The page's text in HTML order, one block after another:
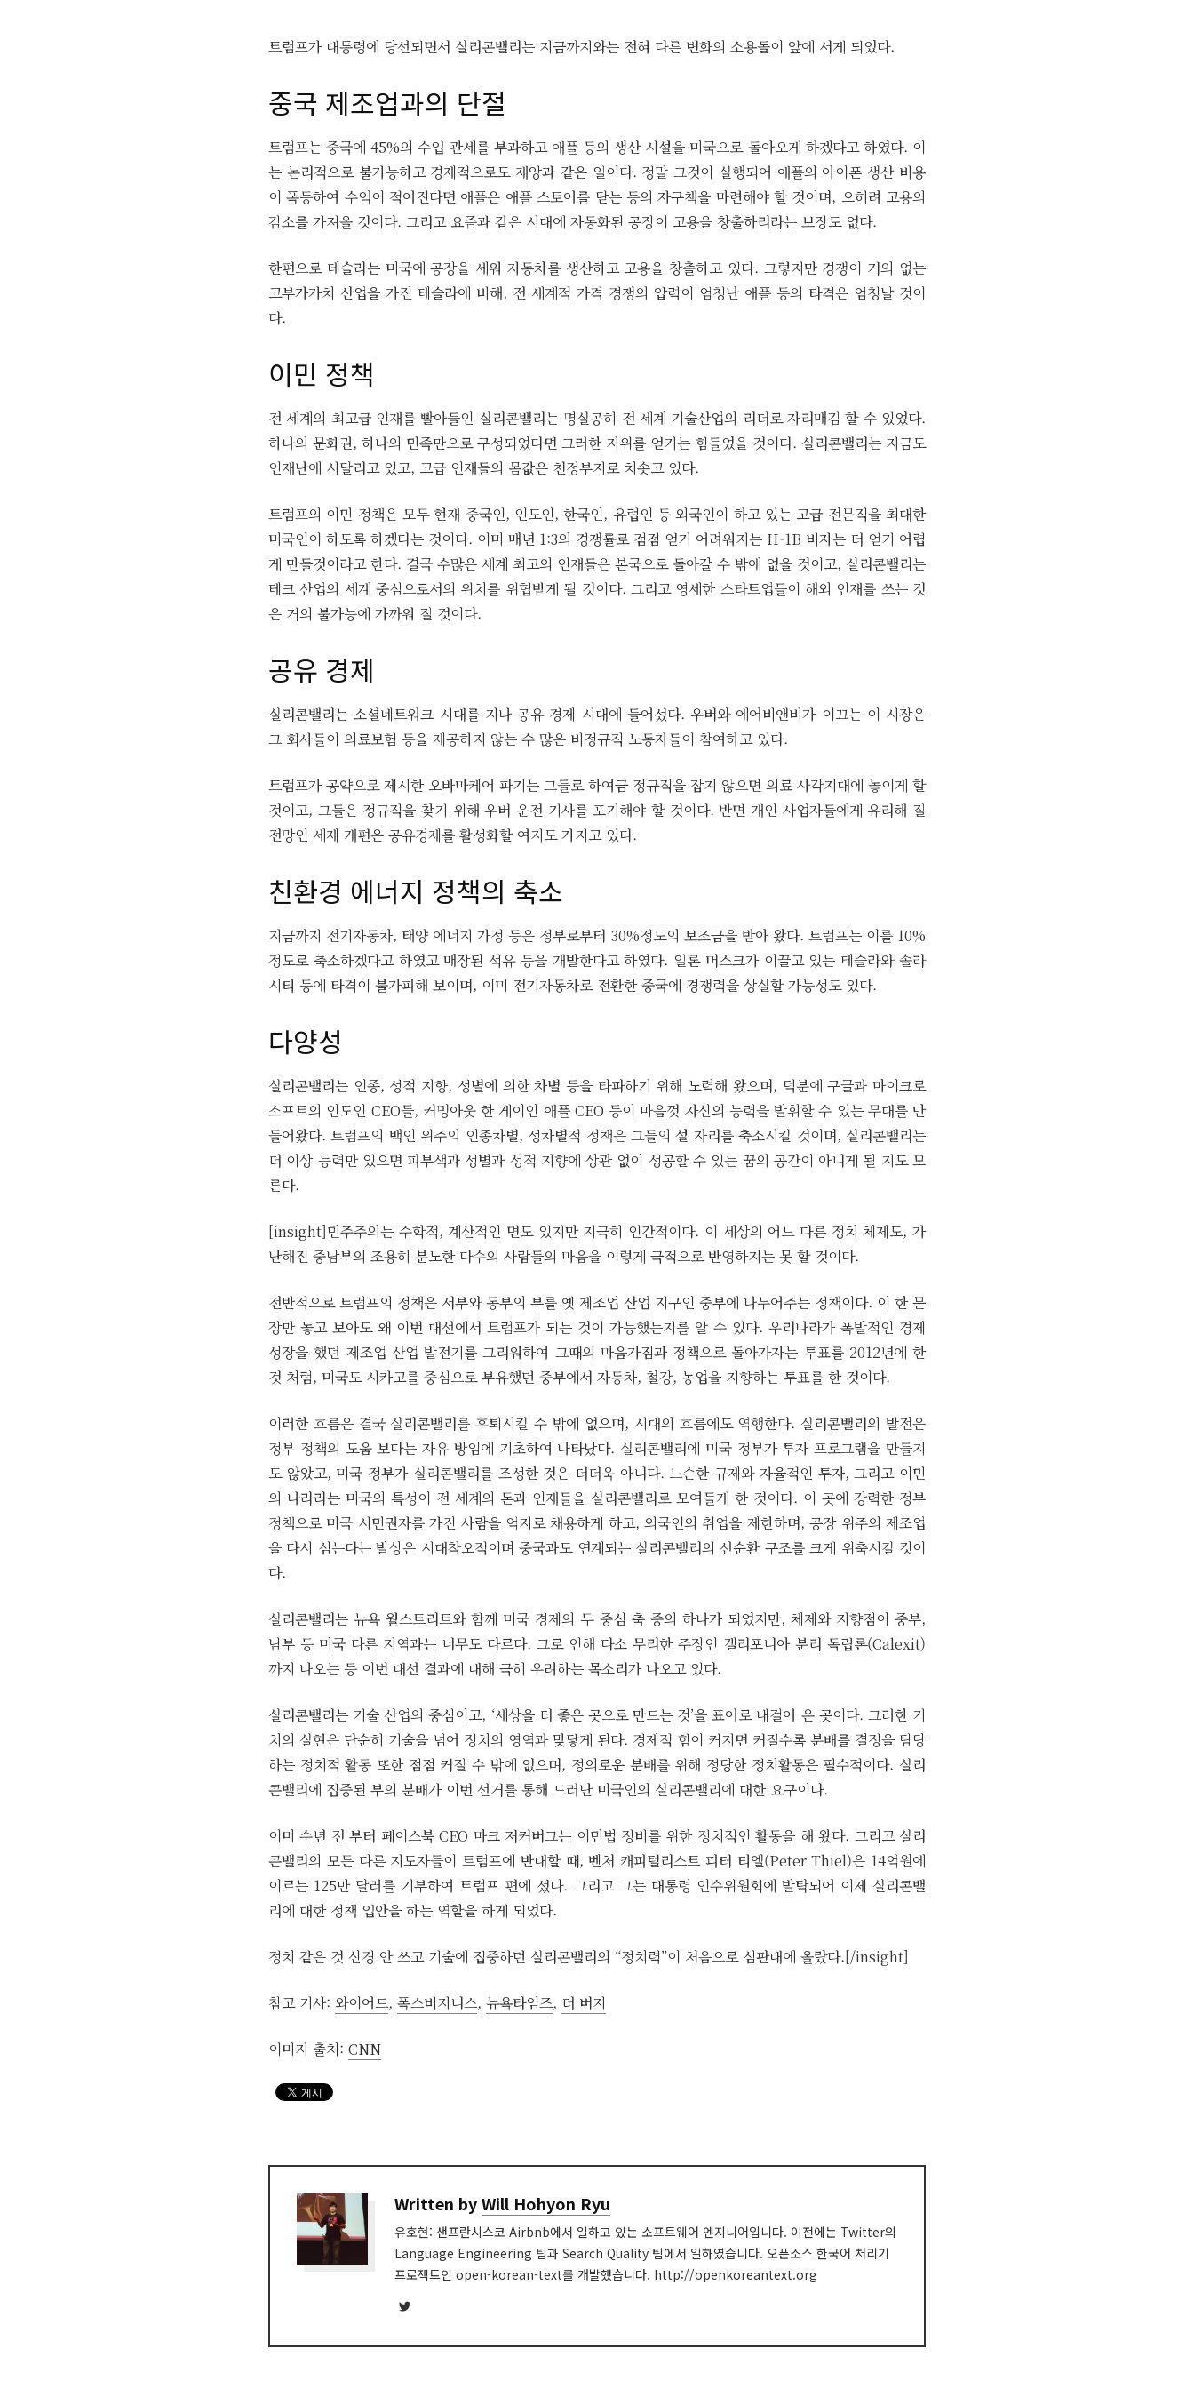
트럼프가 대통령에 당선되면서 실리콘밸리는 지금까지와는 전혀 다른 변화의 소용돌이 앞에 서게 되었다.
중국 제조업과의 단절
트럼프는 중국에 45%의 수입 관세를 부과하고 애플 등의 생산 시설을 미국으로 돌아오게 하겠다고 하였다. 이
는 논리적으로 불가능하고 경제적으로도 재앙과 같은 일이다. 정말 그것이 실행되어 애플의 아이폰 생산 비용
이 폭등하여 수익이 적어진다면 애플은 애플 스토어를 닫는 등의 자구책을 마련해야 할 것이며, 오히려 고용의
감소를 가져올 것이다. 그리고 요즘과 같은 시대에 자동화된 공장이 고용을 창출하리라는 보장도 없다.
한편으로 테슬라는 미국에 공장을 세워 자동차를 생산하고 고용을 창출하고 있다. 그렇지만 경쟁이 거의 없는
고부가가치 산업을 가진 테슬라에 비해, 전 세계적 가격 경쟁의 압력이 엄청난 애플 등의 타격은 엄청날 것이
다.
이민 정책
전 세계의 최고급 인재를 빨아들인 실리콘밸리는 명실공히 전 세계 기술산업의 리더로 자리매김 할 수 있었다.
하나의 문화권, 하나의 민족만으로 구성되었다면 그러한 지위를 얻기는 힘들었을 것이다. 실리콘밸리는 지금도
인재난에 시달리고 있고, 고급 인재들의 몸값은 천정부지로 치솟고 있다.
트럼프의 이민 정책은 모두 현재 중국인, 인도인, 한국인, 유럽인 등 외국인이 하고 있는 고급 전문직을 최대한
미국인이 하도록 하겠다는 것이다. 이미 매년 1:3의 경쟁률로 점점 얻기 어려워지는 H-1B 비자는 더 얻기 어렵
게 만들것이라고 한다. 결국 수많은 세계 최고의 인재들은 본국으로 돌아갈 수 밖에 없을 것이고, 실리콘밸리는
테크 산업의 세계 중심으로서의 위치를 위협받게 될 것이다. 그리고 영세한 스타트업들이 해외 인재를 쓰는 것
은 거의 불가능에 가까워 질 것이다.
공유 경제
실리콘밸리는 소셜네트워크 시대를 지나 공유 경제 시대에 들어섰다. 우버와 에어비앤비가 이끄는 이 시장은
그 회사들이 의료보험 등을 제공하지 않는 수 많은 비정규직 노동자들이 참여하고 있다.
트럼프가 공약으로 제시한 오바마케어 파기는 그들로 하여금 정규직을 잡지 않으면 의료 사각지대에 놓이게 할
것이고, 그들은 정규직을 찾기 위해 우버 운전 기사를 포기해야 할 것이다. 반면 개인 사업자들에게 유리해 질
전망인 세제 개편은 공유경제를 활성화할 여지도 가지고 있다.
친환경 에너지 정책의 축소
지금까지 전기자동차, 태양 에너지 가정 등은 정부로부터 30%정도의 보조금을 받아 왔다. 트럼프는 이를 10%
정도로 축소하겠다고 하였고 매장된 석유 등을 개발한다고 하였다. 일론 머스크가 이끌고 있는 테슬라와 솔라
시티 등에 타격이 불가피해 보이며, 이미 전기자동차로 전환한 중국에 경쟁력을 상실할 가능성도 있다.
다양성
실리콘밸리는 인종, 성적 지향, 성별에 의한 차별 등을 타파하기 위해 노력해 왔으며, 덕분에 구글과 마이크로
소프트의 인도인 CEO들, 커밍아웃 한 게이인 애플 CEO 등이 마음껏 자신의 능력을 발휘할 수 있는 무대를 만
들어왔다. 트럼프의 백인 위주의 인종차별, 성차별적 정책은 그들의 설 자리를 축소시킬 것이며, 실리콘밸리는
더 이상 능력만 있으면 피부색과 성별과 성적 지향에 상관 없이 성공할 수 있는 꿈의 공간이 아니게 될 지도 모
른다.
[insight]민주주의는 수학적, 계산적인 면도 있지만 지극히 인간적이다. 이 세상의 어느 다른 정치 체제도, 가
난해진 중남부의 조용히 분노한 다수의 사람들의 마음을 이렇게 극적으로 반영하지는 못 할 것이다.
전반적으로 트럼프의 정책은 서부와 동부의 부를 옛 제조업 산업 지구인 중부에 나누어주는 정책이다. 이 한 문
장만 놓고 보아도 왜 이번 대선에서 트럼프가 되는 것이 가능했는지를 알 수 있다. 우리나라가 폭발적인 경제
성장을 했던 제조업 산업 발전기를 그리워하여 그때의 마음가짐과 정책으로 돌아가자는 투표를 2012년에 한
것 처럼, 미국도 시카고를 중심으로 부유했던 중부에서 자동차, 철강, 농업을 지향하는 투표를 한 것이다.
이러한 흐름은 결국 실리콘밸리를 후퇴시킬 수 밖에 없으며, 시대의 흐름에도 역행한다. 실리콘밸리의 발전은
정부 정책의 도움 보다는 자유 방임에 기초하여 나타났다. 실리콘밸리에 미국 정부가 투자 프로그램을 만들지
도 않았고, 미국 정부가 실리콘밸리를 조성한 것은 더더욱 아니다. 느슨한 규제와 자율적인 투자, 그리고 이민
의 나라라는 미국의 특성이 전 세계의 돈과 인재들을 실리콘밸리로 모여들게 한 것이다. 이 곳에 강력한 정부
정책으로 미국 시민권자를 가진 사람을 억지로 채용하게 하고, 외국인의 취업을 제한하며, 공장 위주의 제조업
을 다시 심는다는 발상은 시대착오적이며 중국과도 연계되는 실리콘밸리의 선순환 구조를 크게 위축시킬 것이
다.
실리콘밸리는 뉴욕 월스트리트와 함께 미국 경제의 두 중심 축 중의 하나가 되었지만, 체제와 지향점이 중부,
남부 등 미국 다른 지역과는 너무도 다르다. 그로 인해 다소 무리한 주장인 캘리포니아 분리 독립론(Calexit)
까지 나오는 등 이번 대선 결과에 대해 극히 우려하는 목소리가 나오고 있다.
실리콘밸리는 기술 산업의 중심이고, ‘세상을 더 좋은 곳으로 만드는 것’을 표어로 내걸어 온 곳이다. 그러한 기
치의 실현은 단순히 기술을 넘어 정치의 영역과 맞닿게 된다. 경제적 힘이 커지면 커질수록 분배를 결정을 담당
하는 정치적 활동 또한 점점 커질 수 밖에 없으며, 정의로운 분배를 위해 정당한 정치활동은 필수적이다. 실리
콘밸리에 집중된 부의 분배가 이번 선거를 통해 드러난 미국인의 실리콘밸리에 대한 요구이다.
이미 수년 전 부터 페이스북 CEO 마크 저커버그는 이민법 정비를 위한 정치적인 활동을 해 왔다. 그리고 실리
콘밸리의 모든 다른 지도자들이 트럼프에 반대할 때, 벤처 캐피털리스트 피터 티엘(Peter Thiel)은 14억원에
이르는 125만 달러를 기부하여 트럼프 편에 섰다. 그리고 그는 대통령 인수위원회에 발탁되어 이제 실리콘밸
리에 대한 정책 입안을 하는 역할을 하게 되었다.
정치 같은 것 신경 안 쓰고 기술에 집중하던 실리콘밸리의 “정치력”이 처음으로 심판대에 올랐다.[/insight]
참고 기사: 와이어드, 폭스비지니스, 뉴욕타임즈, 더 버지
이미지 출처: CNN
Written byWill Hohyon Ryu
유호현: 샌프란시스코 Airbnb에서 일하고 있는 소프트웨어 엔지니어입니다. 이전에는 Twitter의
Language Engineering 팀과 Search Quality 팀에서 일하였습니다. 오픈소스 한국어 처리기
프로젝트인 open-korean-text를 개발했습니다. http://openkoreantext.org